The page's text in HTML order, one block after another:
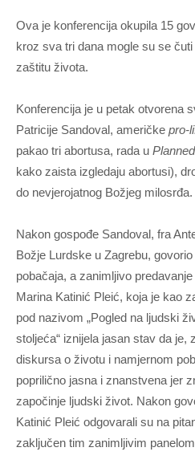
Ova je konferencija okupila 15
kroz sva tri dana mogle su se
zaštitu života.
Konferencija je u petak otvorena
Patricije Sandoval, američke pro-
pakao tri abortusa, rada u
kako zaista izgledaju abortusi),
do nevjerojatnog Božjeg milosrđa.
Nakon gospođe Sandoval, fra
Božje Lurdske u Zagrebu,
pobačaja, a zanimljivo
Marina Katinić Pleić, koja je kao
pod nazivom „Pogled na ljudski
stoljeća“ iznijela jasan stav da je,
diskursa o životu i namjernom
poprilično jasna i znanstvena jer
započinje ljudski život. Nakon
Katinić Pleić odgovarali su na
zaključen tim zanimljivim